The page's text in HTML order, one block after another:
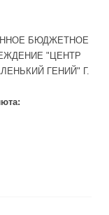
БЮДЖЕТНОЕ
"ЦЕНТР
ГЕНИЙ" Г.